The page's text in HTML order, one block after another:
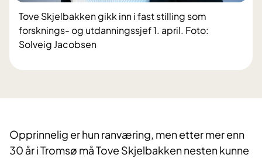
Tove Skjelbakken gikk inn i fast stilling som
forsknings- og utdanningssjef 1. april. Foto:
Solveig Jacobsen
Opprinnelig er hun ranværing, men etter mer enn
30 år i Tromsø må Tove Skjelbakken nesten kunne